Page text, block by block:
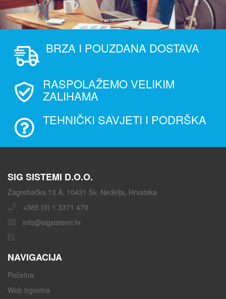
BRZA I POUZDANA DOSTAVA
RASPOLAŽEMO VELIKIM
ZALIHAMA
TEHNIČKI SAVJETI I PODRŠKA
SIG SISTEMI D.O.O.
Zagrebačka 13 A, 10431 Sv. Nedelja, Hrvatska
+385 (0) 1 3371 470
info@sigsistemi.hr
NAVIGACIJA
Početna
Web trgovina